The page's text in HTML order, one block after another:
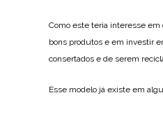
Como este teria interesse
bons produtos e em investir
consertados e de serem
Esse modelo já existe em